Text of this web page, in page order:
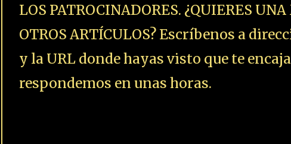
LOS PATROCINADORES. ¿QUIERES
OTROS ARTÍCULOS? Escríbenos a
y la URL donde hayas visto que te
respondemos en unas horas.